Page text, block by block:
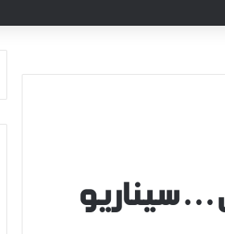
سيناريو